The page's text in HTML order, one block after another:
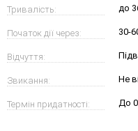
Тривалість: до
Початок дії через: 30-
Відчуття:
Звикання: Не
Термін придатності: До